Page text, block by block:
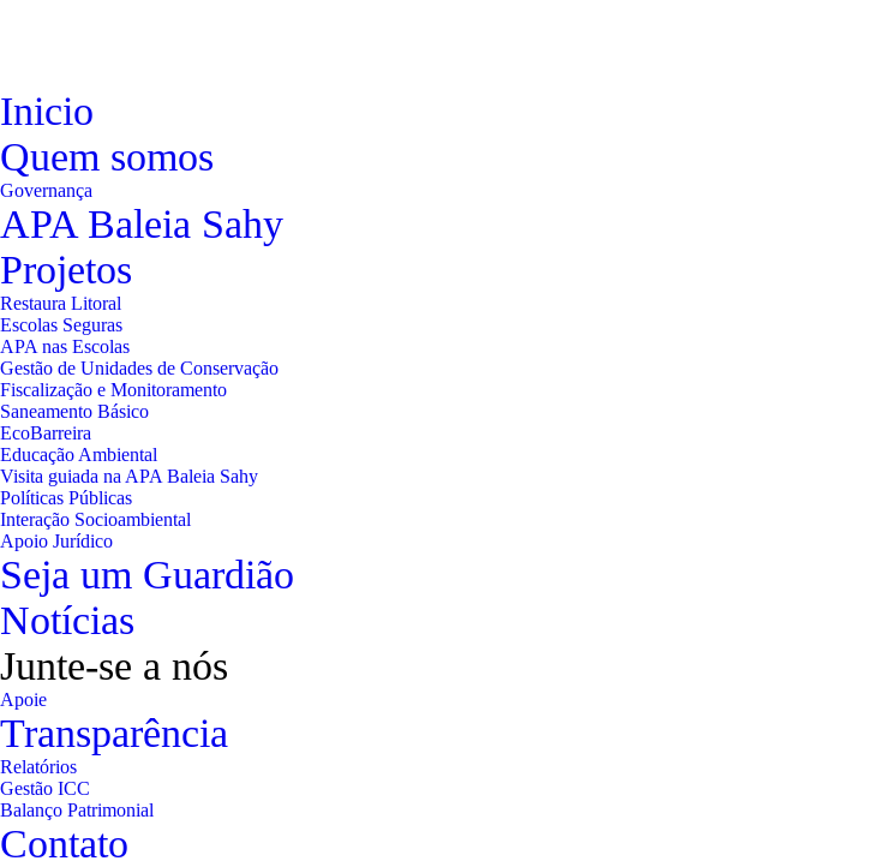
Inicio
Quem somos
Governança
APA Baleia Sahy
Projetos
Restaura Litoral
Escolas Seguras
APA nas Escolas
Gestão de Unidades de Conservação
Fiscalização e Monitoramento
Saneamento Básico
EcoBarreira
Educação Ambiental
Visita guiada na APA Baleia Sahy
Políticas Públicas
Interação Socioambiental
Apoio Jurídico
Seja um Guardião
Notícias
Junte-se a nós
Apoie
Transparência
Relatórios
Gestão ICC
Balanço Patrimonial
Contato